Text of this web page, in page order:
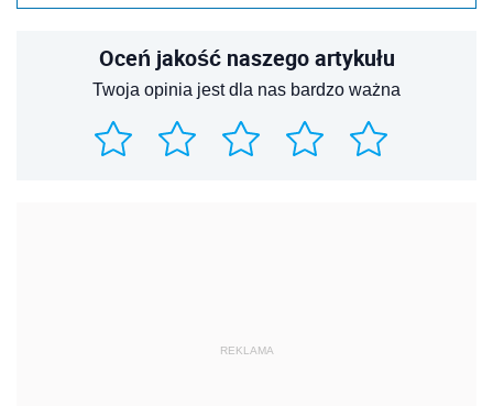
Oceń jakość naszego artykułu
Twoja opinia jest dla nas bardzo ważna
REKLAMA